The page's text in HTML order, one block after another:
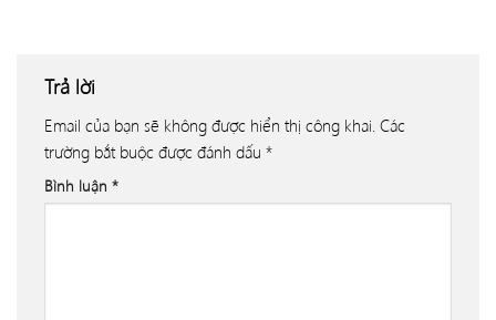
Trả lời
Email của bạn sẽ không được hiển thị công khai. Các
trường bắt buộc được đánh dấu *
Bình luận *